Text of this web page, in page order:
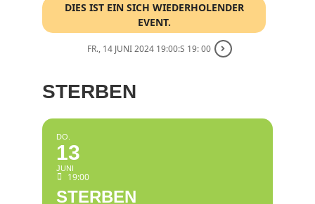
DIES IST EIN SICH WIEDERHOLENDER
EVENT.
FR., 14 JUNI 2024 19:00:S 19: 00
STERBEN
DO.
13
JUNI
19:00
STERBEN